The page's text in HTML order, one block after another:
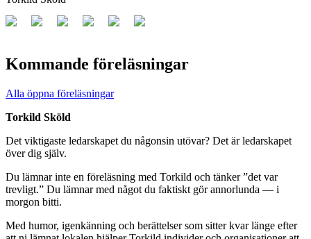
Kommande föreläsningar
Alla öppna föreläsningar
Torkild Sköld
Det viktigaste ledarskapet du någonsin utövar? Det är ledarskapet
över dig själv.
Du lämnar inte en föreläsning med Torkild och tänker ”det var
trevligt.” Du lämnar med något du faktiskt gör annorlunda — i
morgon bitti.
Med humor, igenkänning och berättelser som sitter kvar länge efter